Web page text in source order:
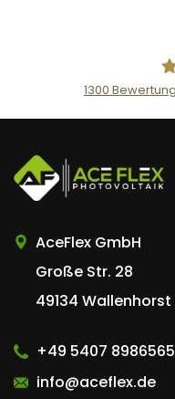
1300
AceFlex GmbH
Große Str. 28
49134 Wallenhorst
+49 5407 8986565
info@aceflex.de